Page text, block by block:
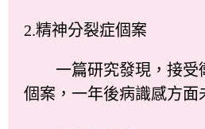
2.精神分裂症個案
一篇研究發現，接受
個案，一年後病識感方面